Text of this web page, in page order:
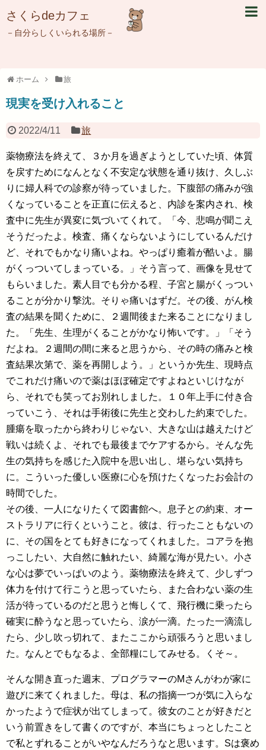
さくらdeカフェ
－自分らしくいられる場所－
ホーム 旅
現実を受け入れること
2022/4/11 旅
薬物療法を終えて、３か月を過ぎようとしていた頃、体質
を戻すためになんとなく不安定な状態を通り抜け、久しぶ
りに婦人科での診察が待っていました。下腹部の痛みが強
くなっていることを正直に伝えると、内診を案内され、検
査中に先生が異変に気づいてくれて。「今、悲鳴が聞こえ
そうだったよ。検査、痛くならないようにしているんだけ
ど、それでもかなり痛いよね。やっぱり癒着が酷いよ。腸
がくっついてしまっている。」そう言って、画像を見せて
もらいました。素人目でも分かる程、子宮と腸がくっつい
ることが分かり撃沈。そりゃ痛いはずだ。その後、がん検
査の結果を聞くために、２週間後また来ることになりまし
た。「先生、生理がくることがかなり怖いです。」「そう
だよね。２週間の間に来ると思うから、その時の痛みと検
査結果次第で、薬を再開しよう。」というか先生、現時点
でこれだけ痛いので薬はほぼ確定ですよねといじけなが
ら、それでも笑ってお別れしました。１０年上手に付き合
っていこう、それは手術後に先生と交わした約束でした。
腫瘍を取ったから終わりじゃない、大きな山は越えたけど
戦いは続くよ、それでも最後までケアするから。そんな先
生の気持ちを感じた入院中を思い出し、堪らない気持ち
に。こういった優しい医療に心を預けたくなったお会計の
時間でした。
その後、一人になりたくて図書館へ。息子との約束、オー
ストラリアに行くということ。彼は、行ったこともないの
に、その国をとても好きになってくれました。コアラを抱
っこしたい、大自然に触れたい、綺麗な海が見たい。小さ
な心は夢でいっぱいのよう。薬物療法を終えて、少しずつ
体力を付けて行こうと思っていたら、また合わない薬の生
活が待っているのだと思うと悔しくて、飛行機に乗ったら
確実に酔うなと思っていたら、涙が一滴。たった一滴流し
たら、少し吹っ切れて、またここから頑張ろうと思いまし
た。なんとでもなるよ、全部糧にしてみせる。くそ～。
そんな開き直った週末、プログラマーのMさんがわが家に
遊びに来てくれました。母は、私の指摘一つが気に入らな
かったようで症状が出てしまって。彼女のことが好きだと
いう前置きをして書くのですが、本当にちょっとしたこと
で私とずれることがいやなんだろうなと思います。Sは褒め